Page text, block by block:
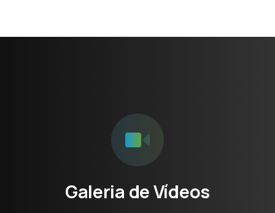
Galeria deVídeos